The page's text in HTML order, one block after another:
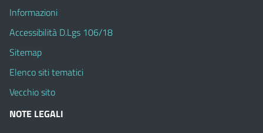
Informazioni
Accessibilità D.Lgs 106/18
Sitemap
Elenco siti tematici
Vecchio sito
NOTE LEGALI